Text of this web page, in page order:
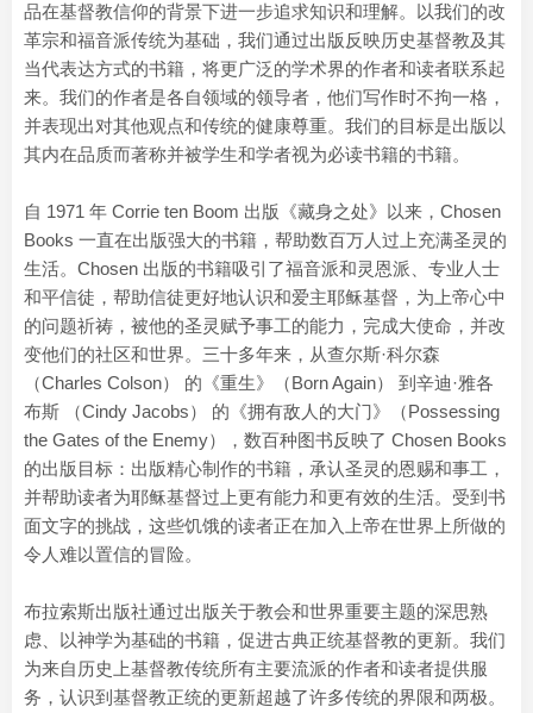
品在基督教信仰的背景下进一步追求知识和理解。以我们的改
革宗和福音派传统为基础，我们通过出版反映历史基督教及其
当代表达方式的书籍，将更广泛的学术界的作者和读者联系起
来。我们的作者是各自领域的领导者，他们写作时不拘一格，
并表现出对其他观点和传统的健康尊重。我们的目标是出版以
其内在品质而著称并被学生和学者视为必读书籍的书籍。
自 1971 年 Corrie ten Boom 出版《藏身之处》以来，Chosen
Books 一直在出版强大的书籍，帮助数百万人过上充满圣灵的
生活。Chosen 出版的书籍吸引了福音派和灵恩派、专业人士
和平信徒，帮助信徒更好地认识和爱主耶稣基督，为上帝心中
的问题祈祷，被他的圣灵赋予事工的能力，完成大使命，并改
变他们的社区和世界。三十多年来，从查尔斯·科尔森
（Charles Colson） 的《重生》（Born Again） 到辛迪·雅各
布斯 （Cindy Jacobs） 的《拥有敌人的大门》（Possessing
the Gates of the Enemy），数百种图书反映了 Chosen Books
的出版目标：出版精心制作的书籍，承认圣灵的恩赐和事工，
并帮助读者为耶稣基督过上更有能力和更有效的生活。受到书
面文字的挑战，这些饥饿的读者正在加入上帝在世界上所做的
令人难以置信的冒险。
布拉索斯出版社通过出版关于教会和世界重要主题的深思熟
虑、以神学为基础的书籍，促进古典正统基督教的更新。我们
为来自历史上基督教传统所有主要流派的作者和读者提供服
务，认识到基督教正统的更新超越了许多传统的界限和两极。